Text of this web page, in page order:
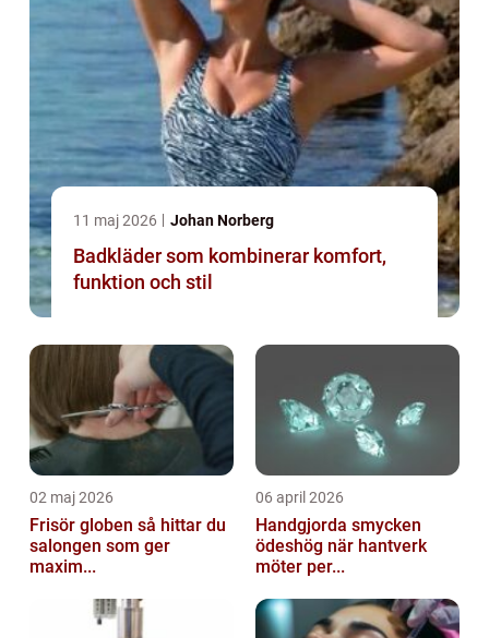
11 maj 2026 Johan Norberg
Badkläder som kombinerar komfort,
funktion och stil
02 maj 2026
Frisör globen så hittar du
salongen som ger
maxim...
06 april 2026
Handgjorda smycken
ödeshög när hantverk
möter per...